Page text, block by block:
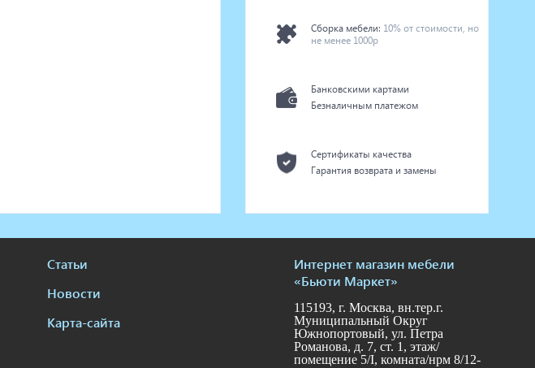
Сборка мебели: 10% от стоимости, но
не менее 1000р
Банковскими картами
Безналичным платежом
Сертификаты качества
Гарантия возврата и замены
Статьи
Новости
Карта-сайта
Интернет магазин мебели
«Бьюти Маркет»
115193, г. Москва, вн.тер.г.
Муниципальный Округ
Южнопортовый, ул. Петра
Романова, д. 7, ст. 1, этаж/
помещение 5/I, комната/нрм 8/12-